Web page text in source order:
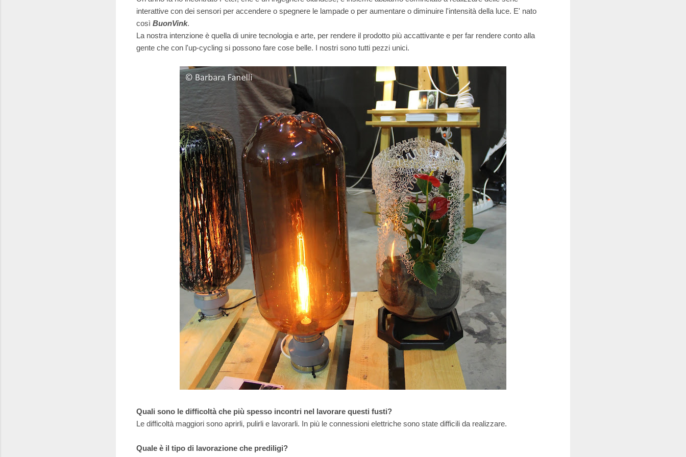
interattive con dei sensori per accendere o spegnere le lampade o per aumentare o diminuire l'intensità della luce. E' nato
così BuonVink.
La nostra intenzione è quella di unire tecnologia e arte, per rendere il prodotto più accattivante e per far rendere conto alla
gente che con l'up-cycling si possono fare cose belle. I nostri sono tutti pezzi unici.
Quali sono le difficoltà che più spesso incontri nel lavorare questi fusti?
Le difficoltà maggiori sono aprirli, pulirli e lavorarli. In più le connessioni elettriche sono state difficili da realizzare.
Quale è il tipo di lavorazione che prediligi?